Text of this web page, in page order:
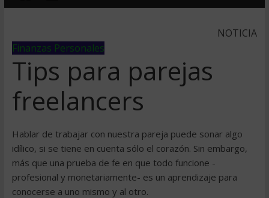
NOTICIA
Finanzas Personales
Tips para parejas
freelancers
Hablar de trabajar con nuestra pareja puede sonar algo
idílico, si se tiene en cuenta sólo el corazón. Sin embargo,
más que una prueba de fe en que todo funcione -
profesional y monetariamente- es un aprendizaje para
conocerse a uno mismo y al otro.